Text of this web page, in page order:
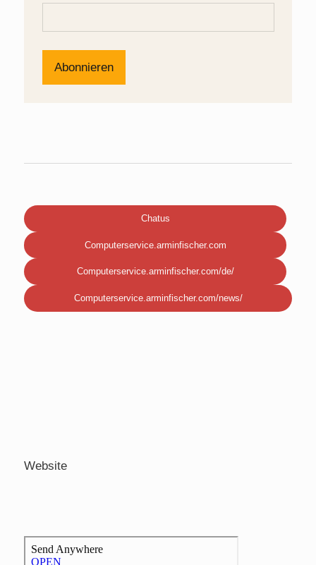
Chatus
Computerservice.arminfischer.com
Computerservice.arminfischer.com/de/
Computerservice.arminfischer.com/news/
Website